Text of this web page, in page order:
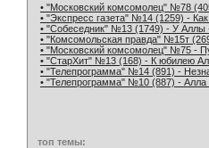
• "Московский комсомолец" №78
• "Экспресс газета" №14 (1259) -
• "Собеседник" №13 (1749) - У Аллы
• "Комсомольская правда" №15т
• "Московский комсомолец" №75 -
• "СтарХит" №13 (168) - К юбилею
• "Телепрограмма" №14 (891) -
• "Телепрограмма" №10 (887) - Алла
топ темы: